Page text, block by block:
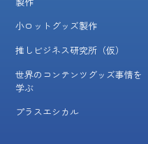
小ロットグッズ製作
推しビジネス研究所（仮）
世界のコンテンツグッズ事情を
学ぶ
プラスエシカル